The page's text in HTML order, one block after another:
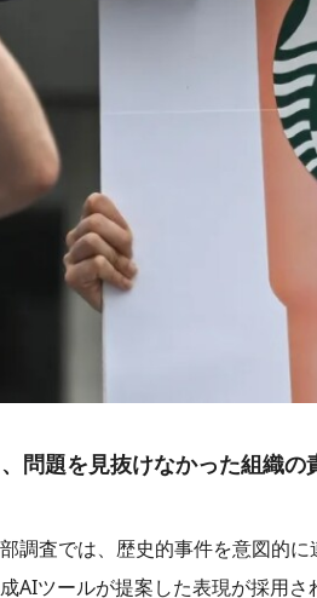
問題を見抜けなかった組織の
調査では、歴史的事件を意図的
AIツールが提案した表現が採用